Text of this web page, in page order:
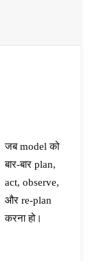
जब model को
बार-बार plan,
act, observe,
और re-plan
करना हो।